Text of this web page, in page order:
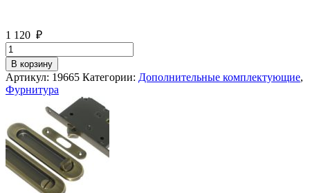
1 120 ₽
Количество
товара
Ручка
для
раздвижных
фиксатором
Бронза
В корзину
Артикул: 19665 Категории: Дополнительные комплектующие,
Фурнитура